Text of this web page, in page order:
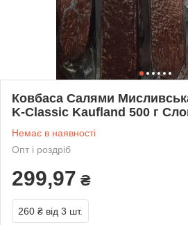
Ковбаса Салями
K-Classic Kaufland 500 г
Немає в наявності
Опт і роздріб
299,97 ₴
260 ₴ від 3 шт.